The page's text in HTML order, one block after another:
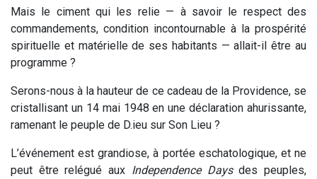
Mais le ciment qui les relie — à savoir le respect des
commandements, condition incontournable à la prospérité
spirituelle et matérielle de ses habitants — allait-il être au
programme ?
Serons-nous à la hauteur de ce cadeau de la Providence, se
cristallisant un 14 mai 1948 en une déclaration ahurissante,
ramenant le peuple de D.ieu sur Son Lieu ?
L’événement est grandiose, à portée eschatologique, et ne
peut être relégué aux Independence Daysdes peuples,